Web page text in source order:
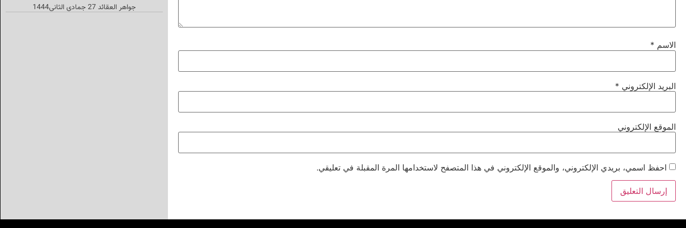
الاسم *
البريد الإلكتروني *
الموقع الإلكتروني
احفظ اسمي، بريدي الإلكتروني، والموقع الإلكتروني في هذا المتصفح لاستخدامها المرة المقبلة في تعليقي.
جواهر العقائد 27 جمادي الثاني1444